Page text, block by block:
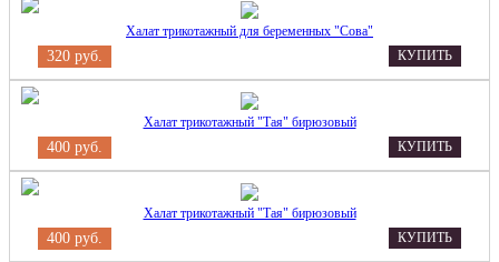
Халат трикотажный для беременных "Сова"
320 руб. КУПИТЬ
Халат трикотажный "Тая" бирюзовый
400 руб. КУПИТЬ
Халат трикотажный "Тая" бирюзовый
400 руб. КУПИТЬ